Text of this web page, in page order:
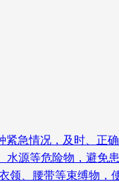
急情况，及时、正
源等危险物，避免
领、腰带等束缚物，